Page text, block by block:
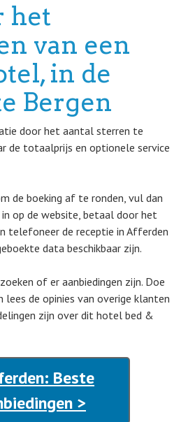
het
van een
in de
Bergen
door het aantal sterren te
de totaalprijs en optionele service
de boeking af te ronden, vul dan
op de website, betaal door het
telefoneer de receptie in Afferden
data beschikbaar zijn.
of er aanbiedingen zijn. Doe
lees de opinies van overige klanten
zijn over dit hotel bed &
Beste
>